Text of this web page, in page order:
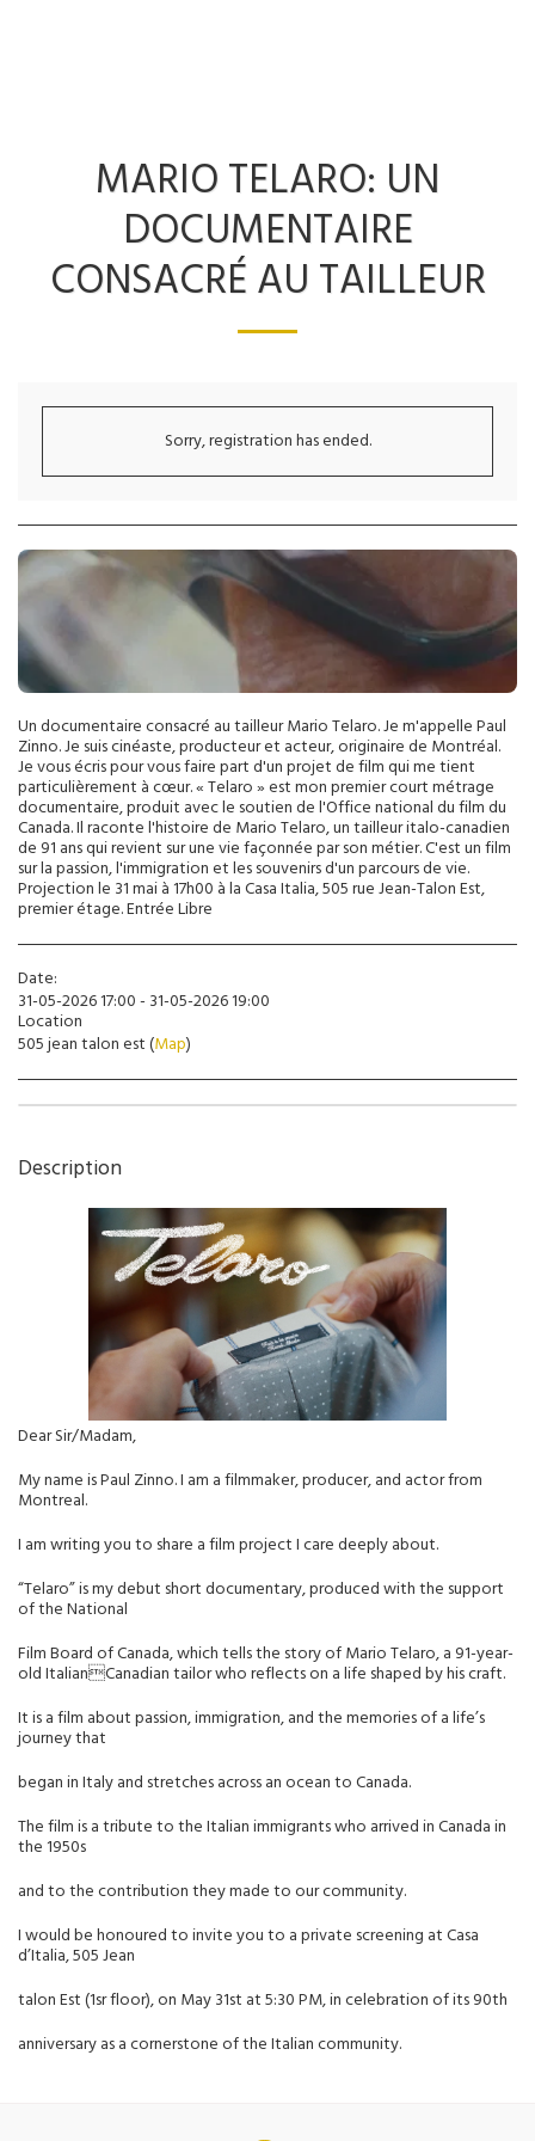
MARIO TELARO: UN
DOCUMENTAIRE
CONSACRÉ AU TAILLEUR
Sorry, registration has ended.
Un documentaire consacré au tailleur Mario Telaro. Je m'appelle Paul
Zinno. Je suis cinéaste, producteur et acteur, originaire de Montréal.
Je vous écris pour vous faire part d'un projet de film qui me tient
particulièrement à cœur. « Telaro » est mon premier court métrage
documentaire, produit avec le soutien de l'Office national du film du
Canada. Il raconte l'histoire de Mario Telaro, un tailleur italo-canadien
de 91 ans qui revient sur une vie façonnée par son métier. C'est un film
sur la passion, l'immigration et les souvenirs d'un parcours de vie.
Projection le 31 mai à 17h00 à la Casa Italia, 505 rue Jean-Talon Est,
premier étage. Entrée Libre
Date:
31-05-2026 17:00 - 31-05-2026 19:00
Location
505 jean talon est (Map)
Description
Dear Sir/Madam,
My name is Paul Zinno. I am a filmmaker, producer, and actor from
Montreal.
I am writing you to share a film project I care deeply about.
“Telaro” is my debut short documentary, produced with the support
of the National
Film Board of Canada, which tells the story of Mario Telaro, a 91-year-
old ItalianCanadian tailor who reflects on a life shaped by his craft.
It is a film about passion, immigration, and the memories of a life’s
journey that
began in Italy and stretches across an ocean to Canada.
The film is a tribute to the Italian immigrants who arrived in Canada in
the 1950s
and to the contribution they made to our community.
I would be honoured to invite you to a private screening at Casa
d’Italia, 505 Jean
talon Est (1sr floor), on May 31st at 5:30 PM, in celebration of its 90th
anniversary as a cornerstone of the Italian community.